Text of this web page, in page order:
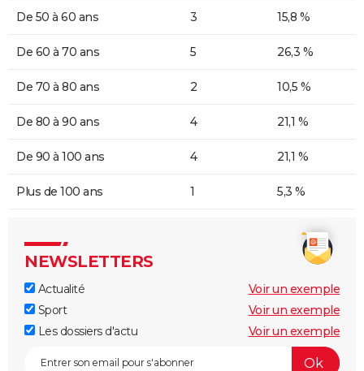
De 50 à 60 ans 3 15,8 %
De 60 à 70 ans 5 26,3 %
De 70 à 80 ans 2 10,5 %
De 80 à 90 ans 4 21,1 %
De 90 à 100 ans 4 21,1 %
Plus de 100 ans 1 5,3 %
NEWSLETTERS
Actualité
Voir un exemple
Sport
Voir un exemple
Les dossiers d'actu
Voir un exemple